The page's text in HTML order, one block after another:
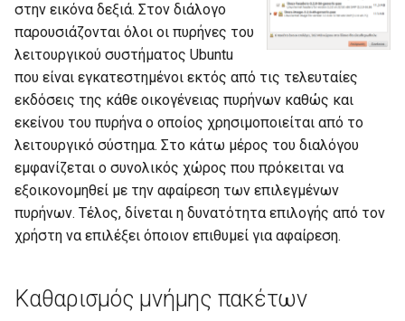
γ
ι
α
α
α
ρ
χ
σ
LAMP server
Multiseat
phpMyAdmin
Python HTTP server
sch-webapp-launcher
Ubuntu με UEFI Windows
win32-loader
στην εικόνα δεξιά. Στον διάλογο
παρουσιάζονται όλοι οι πυρήνες του
λειτουργικού συστήματος Ubuntu
που είναι εγκατεστημένοι εκτός από τις τελευταίες
εκδόσεις της κάθε οικογένειας πυρήνων καθώς και
εκείνου του πυρήνα ο οποίος χρησιμοποιείται από το
λειτουργικό σύστημα. Στο κάτω μέρος του διαλόγου
εμφανίζεται ο συνολικός χώρος που πρόκειται να
εξοικονομηθεί με την αφαίρεση των επιλεγμένων
πυρήνων. Τέλος, δίνεται η δυνατότητα επιλογής από τον
χρήστη να επιλέξει όποιον επιθυμεί για αφαίρεση.
Καθαρισμός μνήμης πακέτων